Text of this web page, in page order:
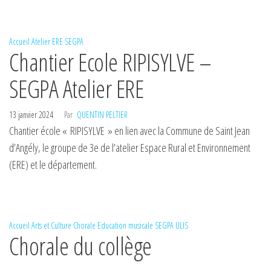
Accueil Atelier ERE SEGPA
Chantier Ecole RIPISYLVE –
SEGPA Atelier ERE
13 janvier 2024 Par QUENTIN PELTIER
Chantier école « RIPISYLVE » en lien avec la Commune de Saint Jean
d’Angély, le groupe de 3e de l’atelier Espace Rural et Environnement
(ERE) et le département.
Accueil Arts et Culture Chorale Education musicale SEGPA ULIS
Chorale du collège